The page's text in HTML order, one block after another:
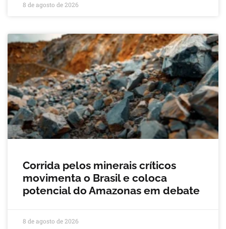
8 de agosto de 2026
Corrida pelos minerais críticos
movimenta o Brasil e coloca
potencial do Amazonas em debate
8 de agosto de 2026